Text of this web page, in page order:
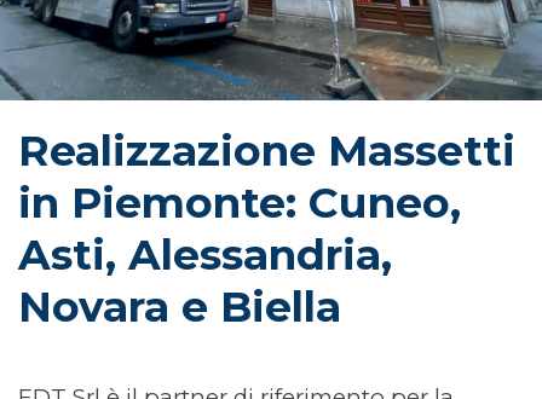
Realizzazione Massetti
in Piemonte: Cuneo,
Asti, Alessandria,
Novara e Biella